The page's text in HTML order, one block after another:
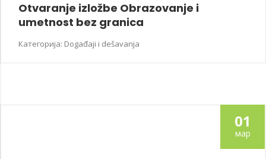
Otvaranje izložbe Obrazovanje i
umetnost bez granica
Категорија: Događaji i dešavanja
01
мар